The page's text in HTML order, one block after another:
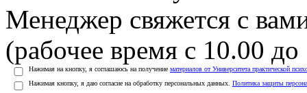
Менеджер свяжется с
(рабочее время с 10.00
Нажимая на кнопку, я соглашаюсь на получение материалов от Университета практической
Нажимая кнопку, я даю согласие на обработку персональных данных. Политика защиты